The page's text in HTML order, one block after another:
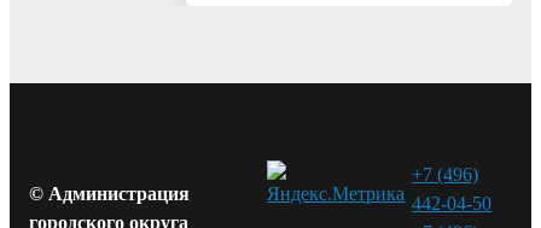
© Администрация
городского округа
+7 (496)
442-04-50